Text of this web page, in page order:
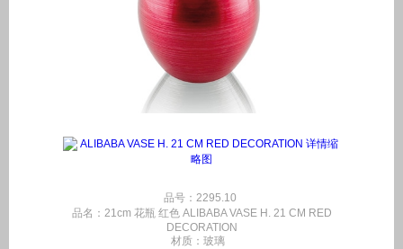
品号：2295.10
品名：21cm 花瓶 红色 ALIBABA VASE H. 21 CM RED
DECORATION
材质：玻璃